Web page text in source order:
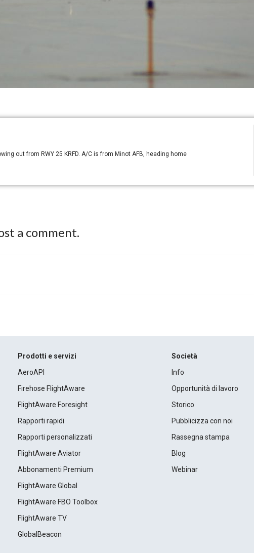
out from RWY 25 KRFD. A/C is from Minot AFB, heading home
a comment.
Prodotti e servizi
AeroAPI
Firehose FlightAware
FlightAware Foresight
Rapporti rapidi
Rapporti personalizzati
FlightAware Aviator
Abbonamenti Premium
FlightAware Global
FlightAware FBO Toolbox
FlightAware TV
GlobalBeacon
Società
Info
Opportunità di lavoro
Storico
Pubblicizza con noi
Rassegna stampa
Blog
Webinar